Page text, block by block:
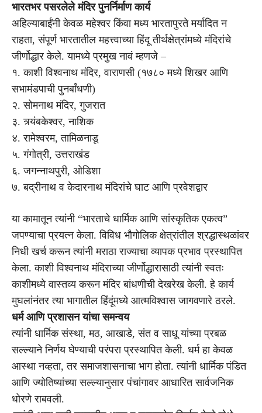
भारतभर पसरलेले मंदिर पुनर्निर्माण कार्य
अहिल्याबाईंनी केवळ महेश्वर किंवा मध्य भारतापुरते मर्यादित न
राहता, संपूर्ण भारतातील महत्त्वाच्या हिंदू तीर्थक्षेत्रांमध्ये मंदिरांचे
जीर्णोद्धार केले. यामध्ये प्रमुख नावं म्हणजे –
१. काशी विश्वनाथ मंदिर, वाराणसी (१७८० मध्ये शिखर आणि
सभामंडपाची पुनर्बांधणी)
२. सोमनाथ मंदिर, गुजरात
३. त्र्यंबकेश्वर, नाशिक
४. रामेश्वरम, तामिळनाडू
५. गंगोत्री, उत्तराखंड
६. जगन्नाथपुरी, ओडिशा
७. बद्रीनाथ व केदारनाथ मंदिरांचे घाट आणि प्रवेशद्वार
या कामातून त्यांनी “भारताचे धार्मिक आणि सांस्कृतिक एकत्व”
जपण्याचा प्रयत्न केला. विविध भौगोलिक क्षेत्रांतील श्रद्धास्थळांवर
निधी खर्च करून त्यांनी मराठा राज्याचा व्यापक प्रभाव प्रस्थापित
केला. काशी विश्वनाथ मंदिराच्या जीर्णोद्धारासाठी त्यांनी स्वतः
काशीमध्ये वास्तव्य करून मंदिर बांधणीची देखरेख केली. हे कार्य
मुघलांनंतर त्या भागातील हिंदूंमध्ये आत्मविश्वास जागवणारे ठरले.
धर्म आणि प्रशासन यांचा समन्वय
त्यांनी धार्मिक संस्था, मठ, आखाडे, संत व साधू यांच्या प्रबळ
सल्ल्याने निर्णय घेण्याची परंपरा प्रस्थापित केली. धर्म हा केवळ
आस्था नव्हता, तर समाजशासनाचा भाग होता. त्यांनी धार्मिक पंडित
आणि ज्योतिष्यांच्या सल्ल्यानुसार पंचांगावर आधारित सार्वजनिक
धोरणे राबवली.